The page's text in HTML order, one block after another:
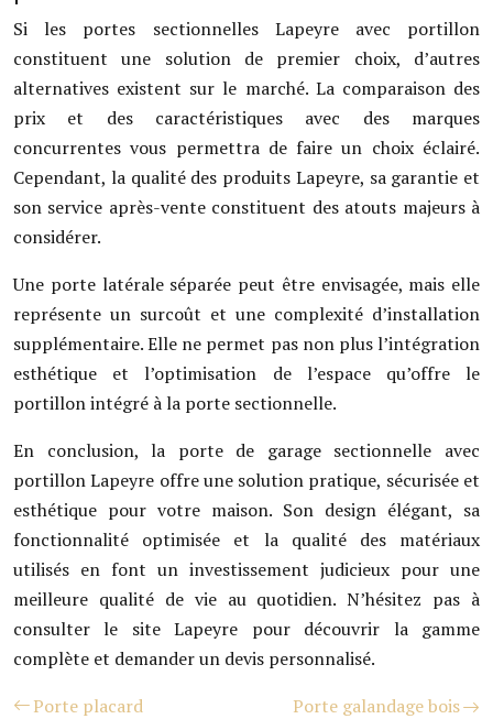
Si les portes sectionnelles Lapeyre avec portillon
constituent une solution de premier choix, d’autres
alternatives existent sur le marché. La comparaison des
prix et des caractéristiques avec des marques
concurrentes vous permettra de faire un choix éclairé.
Cependant, la qualité des produits Lapeyre, sa garantie et
son service après-vente constituent des atouts majeurs à
considérer.
Une porte latérale séparée peut être envisagée, mais elle
représente un surcoût et une complexité d’installation
supplémentaire. Elle ne permet pas non plus l’intégration
esthétique et l’optimisation de l’espace qu’offre le
portillon intégré à la porte sectionnelle.
En conclusion, la porte de garage sectionnelle avec
portillon Lapeyre offre une solution pratique, sécurisée et
esthétique pour votre maison. Son design élégant, sa
fonctionnalité optimisée et la qualité des matériaux
utilisés en font un investissement judicieux pour une
meilleure qualité de vie au quotidien. N’hésitez pas à
consulter le site Lapeyre pour découvrir la gamme
complète et demander un devis personnalisé.
Porte placard
Porte galandage bois